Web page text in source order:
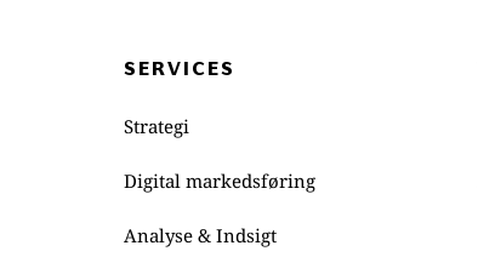
SERVICES
Strategi
Digital markedsføring
Analyse & Indsigt